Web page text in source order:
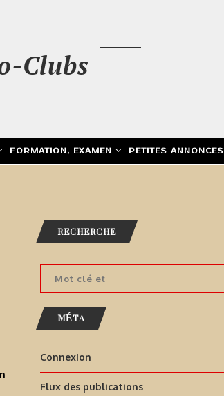
Clubs
FORMATION, EXAMEN PETITES ANNONCES
RECHERCHE
MÉTA
Connexion
Flux des publications